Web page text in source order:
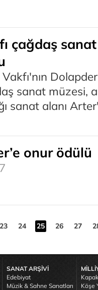
çağdaş
sanat müzesi,
sanat alanı
onur ödülü
23 24 25 26 27
SANAT ARŞİVİ
Edebiyat
Müzik & Sahne Sanatları
Köşe